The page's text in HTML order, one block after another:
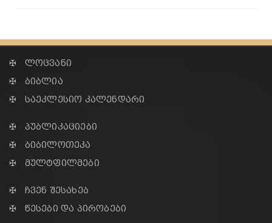
✠ ლოცვანი
✠ ბიბლია
✠ საეკლესიო კალენდარი
✠ პუბლიკაციები
✠ ბიბილოთეკა
✠ მულტფილმები
✠ ჩვენ შესახებ
✠ წესები და პირობები